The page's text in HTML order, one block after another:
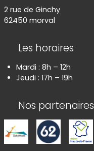
2 rue de Ginchy
62450 morval
Les horaires
Mardi : 8h – 12h
Jeudi : 17h – 19h
Nos partenaires